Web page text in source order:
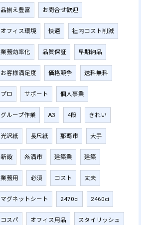
品揃え豊富 お問合せ歓迎
オフィス環境 快適 社内コスト削減
業務効率化 品質保証 早期納品
お客様満足度 価格競争 送料無料
プロ サポート 個人事業
グループ作業 A3 4段 きれい
光沢紙 長尺紙 那覇市 大手
新設 糸満市 建築業 建築
業務用 必須 コスト 丈夫
マグネットシート 2470ci 2460ci
コスパ オフィス用品 スタイリッシュ